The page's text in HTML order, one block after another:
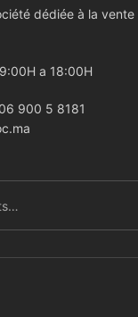
dédiée à la vente
a 18:00H
900 5 8181